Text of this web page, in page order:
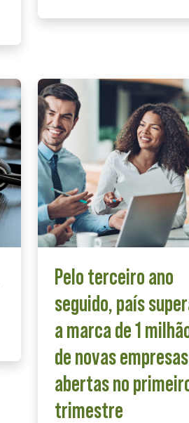
Pelo terceiro ano
seguido, país
a marca de 1
de novas empresas
abertas no
trimestre